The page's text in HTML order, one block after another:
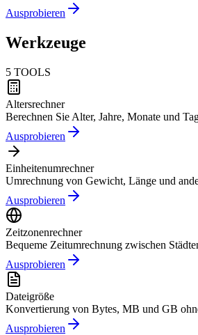
Ausprobieren
Werkzeuge
5 TOOLS
Altersrechner
Berechnen Sie Alter, Jahre, Monate und
Ausprobieren
Einheitenumrechner
Umrechnung von Gewicht, Länge und
Ausprobieren
Zeitzonenrechner
Bequeme Zeitumrechnung zwischen
Ausprobieren
Dateigröße
Konvertierung von Bytes, MB und GB
Ausprobieren